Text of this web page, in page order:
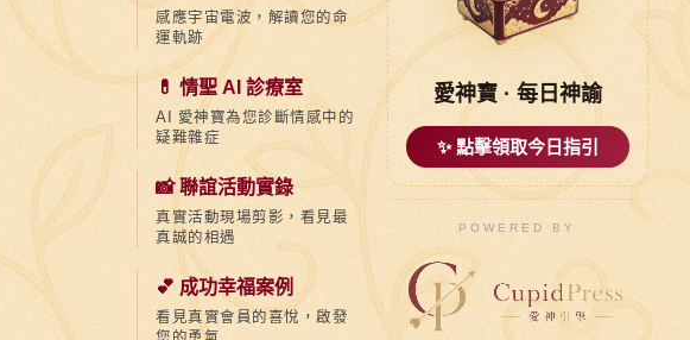
感應宇宙電波，解讀您的命
運軌跡
💊 情聖 AI 診療室
AI 愛神寶為您診斷情感中的
疑難雜症
📸 聯誼活動實錄
真實活動現場剪影，看見最
真誠的相遇
💕 成功幸福案例
看見真實會員的喜悅，啟發
愛神寶 · 每日神諭
✨ 點擊領取今日指引
POWERED BY